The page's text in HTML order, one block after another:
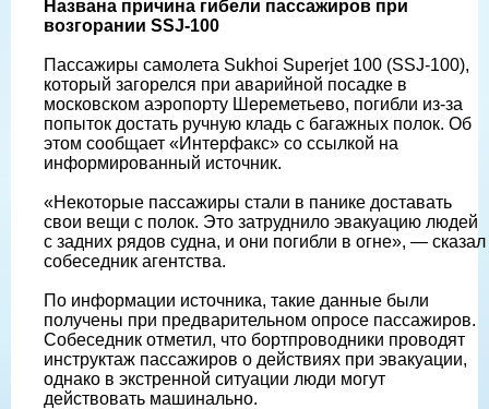
Названа причина гибели пассажиров при
возгорании SSJ-100
Пассажиры самолета Sukhoi Superjet 100 (SSJ-100),
который загорелся при аварийной посадке в
московском аэропорту Шереметьево, погибли из-за
попыток достать ручную кладь с багажных полок. Об
этом сообщает «Интерфакс» со ссылкой на
информированный источник.
«Некоторые пассажиры стали в панике доставать
свои вещи с полок. Это затруднило эвакуацию людей
с задних рядов судна, и они погибли в огне», — сказал
собеседник агентства.
По информации источника, такие данные были
получены при предварительном опросе пассажиров.
Собеседник отметил, что бортпроводники проводят
инструктаж пассажиров о действиях при эвакуации,
однако в экстренной ситуации люди могут
действовать машинально.